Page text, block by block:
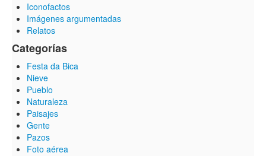
Iconofactos
Imágenes argumentadas
Relatos
Categorías
Festa da Bica
Nieve
Pueblo
Naturaleza
Paisajes
Gente
Pazos
Foto aérea